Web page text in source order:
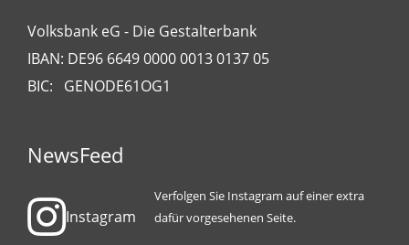
Volksbank eG - Die Gestalterbank
IBAN: DE96 6649 0000 0013 0137 05
BIC: GENODE61OG1
NewsFeed
Instagram
Verfolgen Sie Instagram auf einer extra
dafür vorgesehenen Seite.